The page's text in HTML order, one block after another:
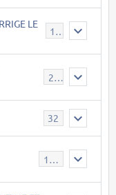
LE
15
23
32
147